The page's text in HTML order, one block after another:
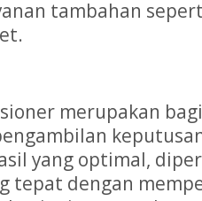
tambahan
merupakan
yang optimal,
tepat dengan